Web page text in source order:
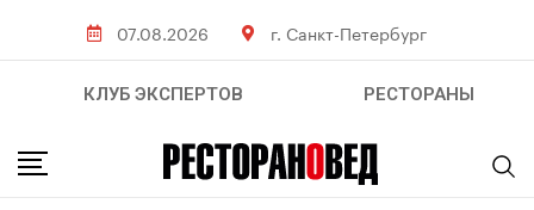
07.08.2026 г. Санкт-Петербург
КЛУБ ЭКСПЕРТОВ РЕСТОРАНЫ